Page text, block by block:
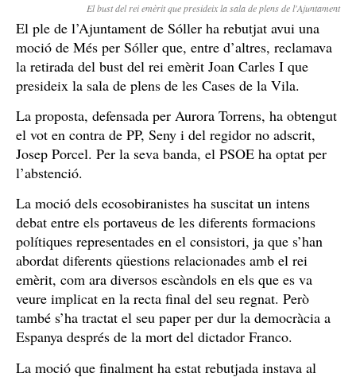
El bust del rei emèrit que presideix la sala de plens de l'Ajuntament
El ple de l’Ajuntament de Sóller ha rebutjat avui una
moció de Més per Sóller que, entre d’altres, reclamava
la retirada del bust del rei emèrit Joan Carles I que
presideix la sala de plens de les Cases de la Vila.
La proposta, defensada per Aurora Torrens, ha obtengut
el vot en contra de PP, Seny i del regidor no adscrit,
Josep Porcel. Per la seva banda, el PSOE ha optat per
l’abstenció.
La moció dels ecosobiranistes ha suscitat un intens
debat entre els portaveus de les diferents formacions
polítiques representades en el consistori, ja que s’han
abordat diferents qüestions relacionades amb el rei
emèrit, com ara diversos escàndols en els que es va
veure implicat en la recta final del seu regnat. Però
també s’ha tractat el seu paper per dur la democràcia a
Espanya després de la mort del dictador Franco.
La moció que finalment ha estat rebutjada instava al